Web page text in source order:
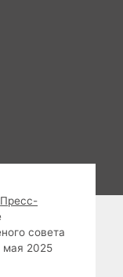
Пресс-
совета
2025